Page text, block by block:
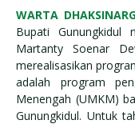
WARTA
Bupati
Martanty Soenar
merealisasikan
adalah program
Menengah (UMKM)
Gunungkidul. Untuk